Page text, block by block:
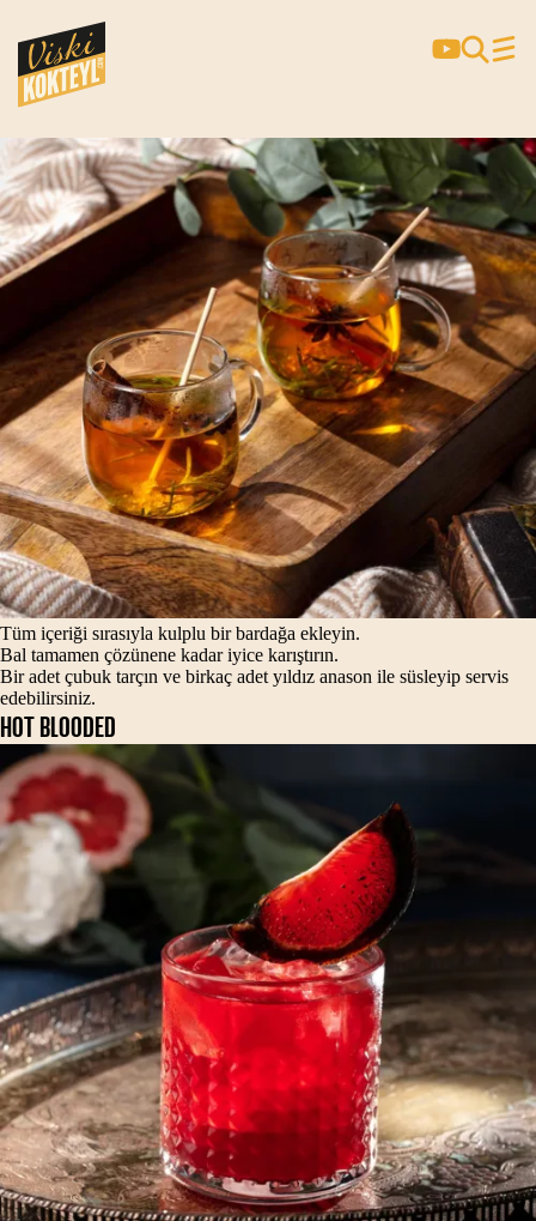
Yiyecek:
HOT TODDY
Tüm içeriği sırasıyla kulplu bir bardağa ekleyin.
Bal tamamen çözünene kadar iyice karıştırın.
Bir adet çubuk tarçın ve birkaç adet yıldız anason ile süsleyip servis
edebilirsiniz.
HOT BLOODED